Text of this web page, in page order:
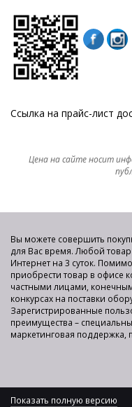
Ссылка на прайс-лист
Цена на сайте носит
Вы можете совершить
для Вас время. Любой
Интернет на 3 суток.
приобрести товар в офисе
частными лицами,
конкурсах на поставки
Зарегистрированные
преимущества –
маркетинговая
Показать полную версию